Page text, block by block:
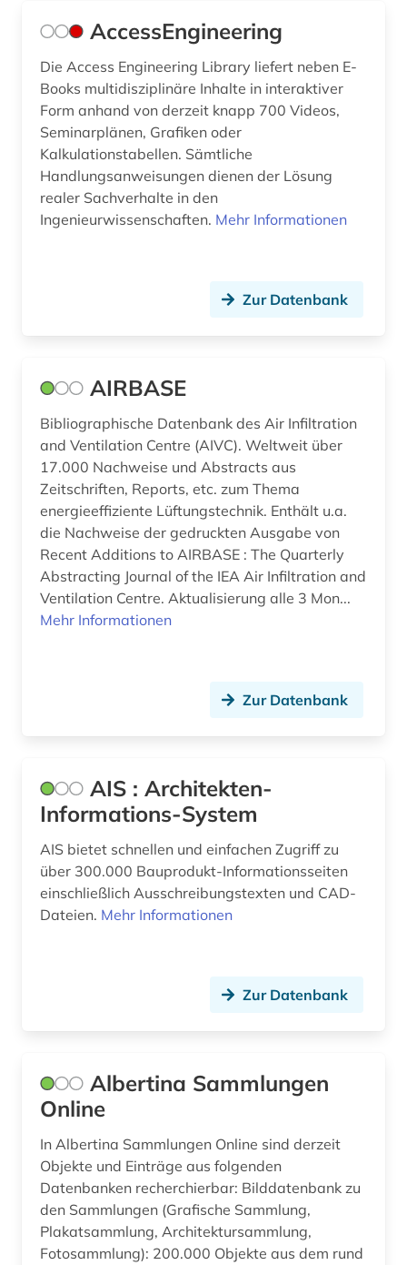
bibliotheksbau (1)
bibliothekskatalog plus (1)
bild (1)
bildnis (1)
bildträger (1)
bildung (2)
biodiversität in städten (1)
bioenergie (1)
biografie (1)
biographie (6)
bodenkunde (2)
bodenverschmutzung (1)
brandenburg (2)
brücke (1)
buchbestand (1)
building information modeling (1)
bundeswasserstraße (1)
AccessEngineering
Die Access Engineering Library liefert neben E-
Books multidisziplinäre Inhalte in interaktiver
Form anhand von derzeit knapp 700 Videos,
Seminarplänen, Grafiken oder
Kalkulationstabellen. Sämtliche
Handlungsanweisungen dienen der Lösung
realer Sachverhalte in den
Ingenieurwissenschaften. Mehr Informationen
Zur Datenbank
AIRBASE
Bibliographische Datenbank des Air Infiltration
and Ventilation Centre (AIVC). Weltweit über
17.000 Nachweise und Abstracts aus
Zeitschriften, Reports, etc. zum Thema
energieeffiziente Lüftungstechnik. Enthält u.a.
die Nachweise der gedruckten Ausgabe von
Recent Additions to AIRBASE : The Quarterly
Abstracting Journal of the IEA Air Infiltration and
Ventilation Centre. Aktualisierung alle 3 Mon...
Mehr Informationen
Zur Datenbank
AIS : Architekten-
Informations-System
AIS bietet schnellen und einfachen Zugriff zu
über 300.000 Bauprodukt-Informationsseiten
einschließlich Ausschreibungstexten und CAD-
Dateien. Mehr Informationen
Zur Datenbank
Albertina Sammlungen
Online
In Albertina Sammlungen Online sind derzeit
Objekte und Einträge aus folgenden
Datenbanken recherchierbar: Bilddatenbank zu
den Sammlungen (Grafische Sammlung,
Plakatsammlung, Architektursammlung,
Fotosammlung): 200.000 Objekte aus dem rund